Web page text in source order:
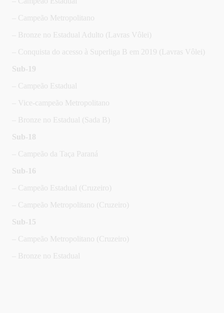
– Campeão Metropolitano
– Bronze no Estadual Adulto (Lavras Vôlei)
– Conquista do acesso à Superliga B em 2019 (Lavras Vôlei)
Sub-19
– Campeão Estadual
– Vice-campeão Metropolitano
– Bronze no Estadual (Sada B)
Sub-18
– Campeão da Taça Paraná
Sub-16
– Campeão Estadual (Cruzeiro)
– Campeão Metropolitano (Cruzeiro)
Sub-15
– Campeão Metropolitano (Cruzeiro)
– Bronze no Estadual